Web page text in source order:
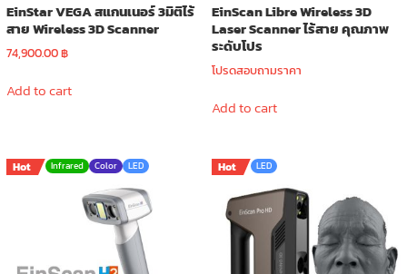
EinStar VEGA สแกนเนอร์ 3มิติไร้
สาย Wireless 3D Scanner
74,900.00฿
Add to cart
EinScan Libre Wireless 3D
Laser Scanner ไร้สาย คุณภาพ
ระดับโปร
โปรดสอบถามราคา
Add to cart
Hot Infrared Color LED Hot LED